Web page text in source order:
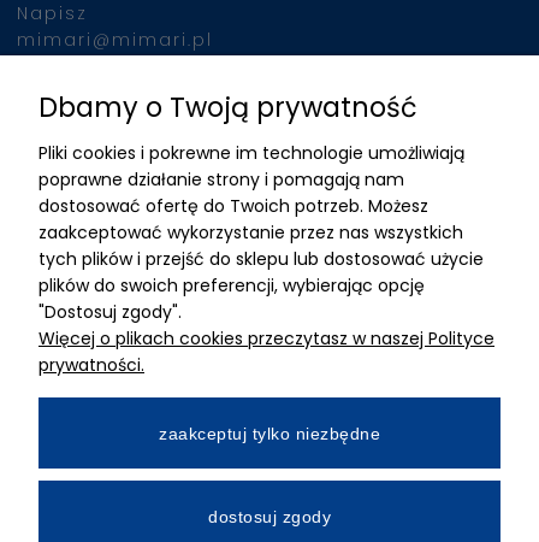
Napisz
mimari@mimari.pl
Znajdziesz nas
ADRES
MIMARI sp z o.o.
ul. Kurkowa 12
50-210 Wrocław
Dane rejestracyjne
NIP:8982325327
Wpłacony w całości
Numer konta bankowego
Dbamy o Twoją prywatność
Pliki cookies i pokrewne im technologie umożliwiają
poprawne działanie strony i pomagają nam
dostosować ofertę do Twoich potrzeb. Możesz
zaakceptować wykorzystanie przez nas wszystkich
tych plików i przejść do sklepu lub dostosować użycie
plików do swoich preferencji, wybierając opcję
"Dostosuj zgody".
Więcej o plikach cookies przeczytasz w naszej Polityce
prywatności.
zaakceptuj tylko niezbędne
dostosuj zgody